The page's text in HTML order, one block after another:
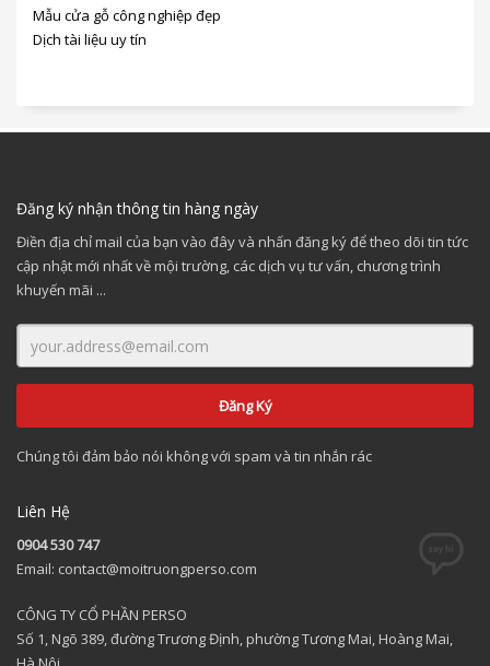
Mẫu cửa gỗ công nghiệp đẹp
Dịch tài liệu uy tín
Đăng ký nhận thông tin hàng ngày
Điền địa chỉ mail của bạn vào đây và nhấn đăng ký để theo dõi tin tức
cập nhật mới nhất về mội trường, các dịch vụ tư vấn, chương trình
khuyến mãi ...
Chúng tôi đảm bảo nói không với spam và tin nhắn rác
Liên Hệ
0904 530 747
Email: contact@moitruongperso.com
CÔNG TY CỔ PHẦN PERSO
Số 1, Ngõ 389, đường Trương Định, phường Tương Mai, Hoàng Mai,